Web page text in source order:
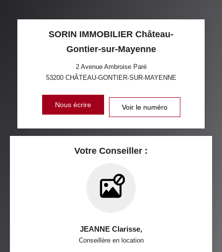
SORIN IMMOBILIER Château-
Gontier-sur-Mayenne
2 Avenue Ambroise Paré
53200 CHÂTEAU-GONTIER-SUR-MAYENNE
Nous écrire Voir le numéro
Votre Conseiller :
JEANNE Clarisse,
Conseillère en location